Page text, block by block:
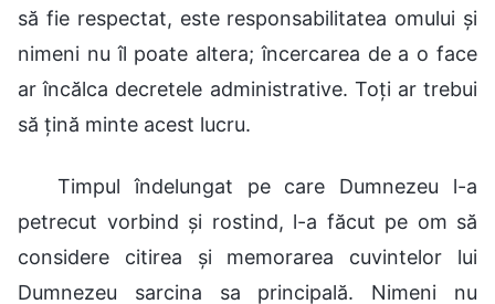
să fie respectat, este responsabilitatea omului și
nimeni nu îl poate altera; încercarea de a o face
ar încălca decretele administrative. Toți ar trebui
să țină minte acest lucru.
Timpul îndelungat pe care Dumnezeu l-a
petrecut vorbind și rostind, l-a făcut pe om să
considere citirea și memorarea cuvintelor lui
Dumnezeu sarcina sa principală. Nimeni nu